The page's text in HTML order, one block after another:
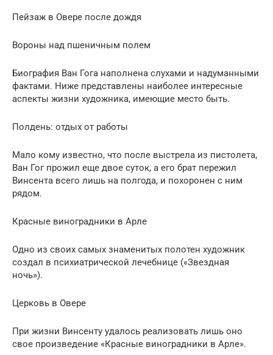
Пейзаж в Овере после дождя
Вороны над пшеничным полем
Биография Ван Гога наполнена слухами и надуманными
фактами. Ниже представлены наиболее интересные
аспекты жизни художника, имеющие место быть.
Полдень: отдых от работы
Мало кому известно, что после выстрела из пистолета,
Ван Гог прожил еще двое суток, а его брат пережил
Винсента всего лишь на полгода, и похоронен с ним
рядом.
Красные виноградники в Арле
Одно из своих самых знаменитых полотен художник
создал в психиатрической лечебнице («Звездная
ночь»).
Церковь в Овере
При жизни Винсенту удалось реализовать лишь оно
свое произведение «Красные виноградники в Арле».